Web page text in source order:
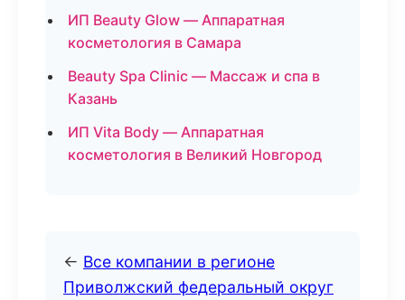
ИП Beauty Glow — Аппаратная
косметология в Самара
Beauty Spa Clinic — Массаж и спа в
Казань
ИП Vita Body — Аппаратная
косметология в Великий Новгород
← Все компании в регионе
Приволжский федеральный округ